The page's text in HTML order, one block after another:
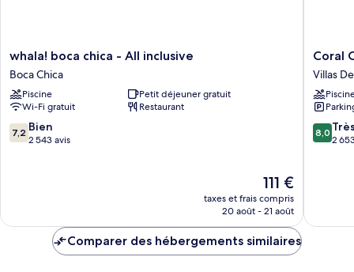
whala!
boca
chica
-
All
inclusive
Boca
whala! boca chica - All inclusive
Boca Chica
Piscine
Petit déjeuner gratuit
Wi-Fi gratuit
Restaurant
7.2
sur
7,2 Bien
2 543 avis
Le
nouveau
prix
de
111 €
taxes et frais compris
20 août - 21 août
Coral
Costa
Caribe
Beach
Resort
-
All
Coral
Villas
8.0
sur
8,0
2
Comparer des hébergements similaires